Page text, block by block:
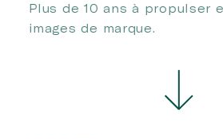
Plus de 10 ans à propulser
images de marque.